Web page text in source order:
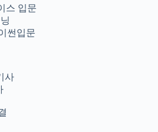
스 입문
썬입문
사